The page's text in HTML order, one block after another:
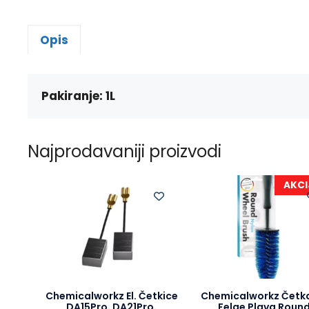
Opis
Pakiranje: 1L
Najprodavaniji proizvodi
Chemicalworkz El. Četkice
Chemicalworkz